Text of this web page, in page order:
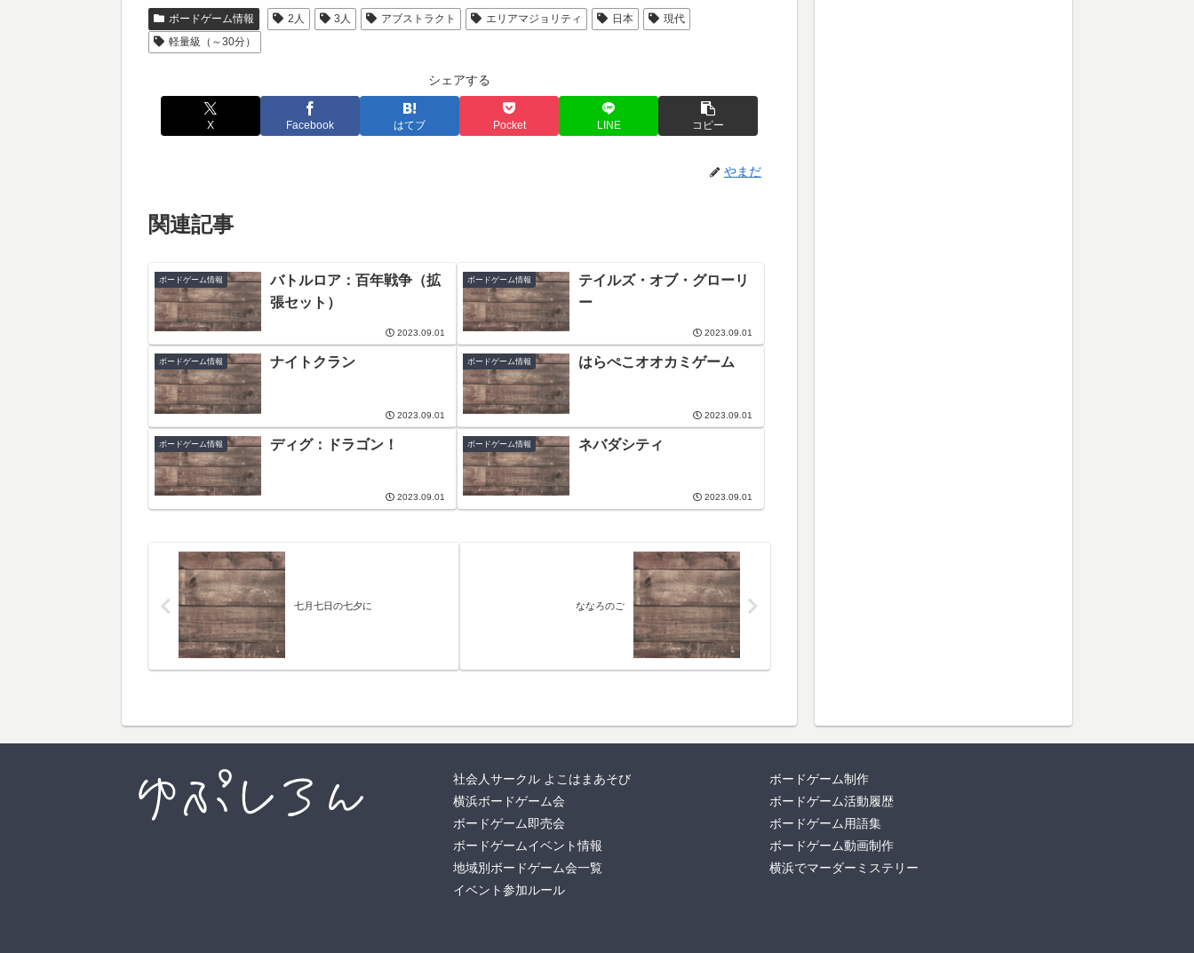
ボードゲーム情報 2人 3人 アブストラクト エリアマジョリティ 日本
現代
軽量級（～30分）
シェアする
X Facebook はてブ Pocket LINE コピー
やまだ
関連記事
ボードゲーム情報
バトルロア：百年戦争（拡
張セット）
2023.09.01
ボードゲーム情報
テイルズ・オブ・グローリ
ー
2023.09.01
ボードゲーム情報 ナイトクラン
2023.09.01
ボードゲーム情報 はらぺこオオカミゲーム
2023.09.01
ボードゲーム情報 ディグ：ドラゴン！
2023.09.01
ボードゲーム情報 ネバダシティ
2023.09.01
七月七日の七夕に ななろのご
社会人サークル よこはまあそび
横浜ボードゲーム会
ボードゲーム即売会
ボードゲームイベント情報
地域別ボードゲーム会一覧
イベント参加ルール
ボードゲーム制作
ボードゲーム活動履歴
ボードゲーム用語集
ボードゲーム動画制作
横浜でマーダーミステリー